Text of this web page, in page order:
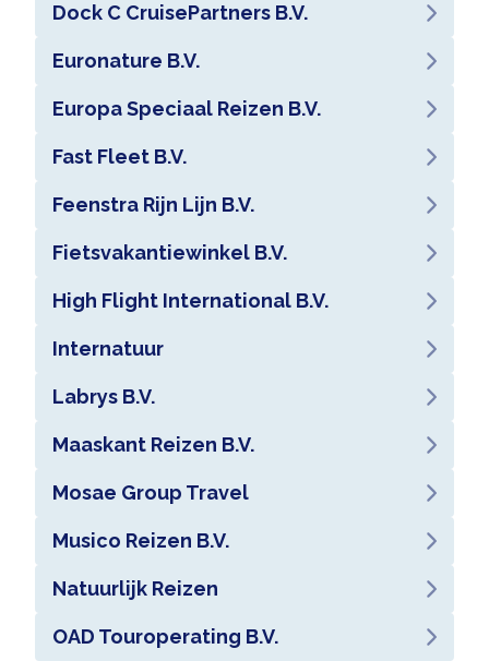
Dock C CruisePartners B.V.
Euronature B.V.
Europa Speciaal Reizen B.V.
Fast Fleet B.V.
Feenstra Rijn Lijn B.V.
Fietsvakantiewinkel B.V.
High Flight International B.V.
Internatuur
Labrys B.V.
Maaskant Reizen B.V.
Mosae Group Travel
Musico Reizen B.V.
Natuurlijk Reizen
OAD Touroperating B.V.